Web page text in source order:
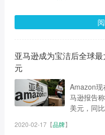
亚马逊成为宝洁后全球
元
Amazon现
马逊报告
美元，同
2020-02-17【品牌】